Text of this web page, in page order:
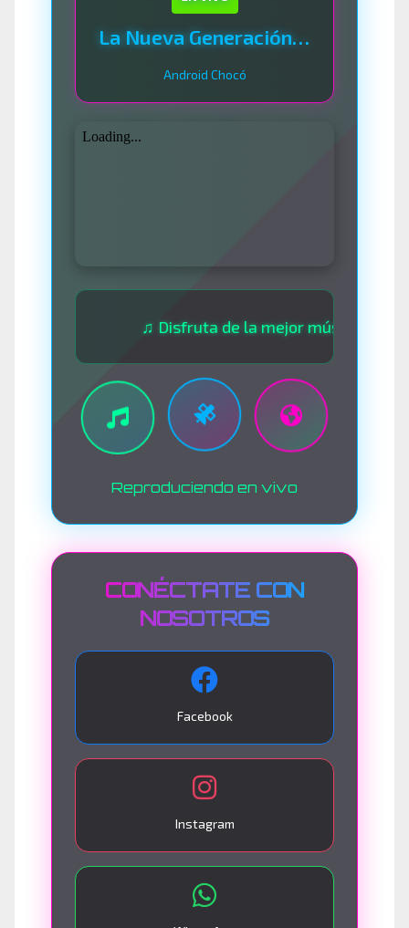
La Nueva Generación Del Sistema
Android Chocó
♫ Disfruta de la mejor música las 24
Reproduciendo en vivo
CONÉCTATE CON
NOSOTROS
Facebook
Instagram